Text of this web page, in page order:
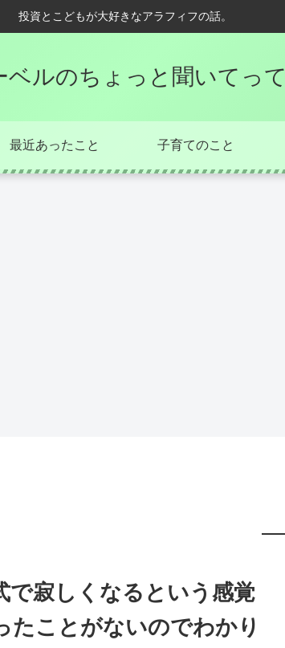
投資とこどもが大好きなアラフィフの話。
ベルのちょっと聞いてって
最近あったこと 子育てのこと
で寂しくなるという感覚
たことがないのでわかり